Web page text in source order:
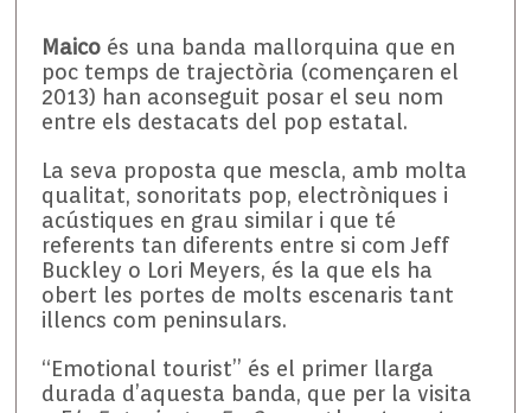
Maico és una banda mallorquina que en
poc temps de trajectòria (començaren el
2013) han aconseguit posar el seu nom
entre els destacats del pop estatal.
La seva proposta que mescla, amb molta
qualitat, sonoritats pop, electròniques i
acústiques en grau similar i que té
referents tan diferents entre si com Jeff
Buckley o Lori Meyers, és la que els ha
obert les portes de molts escenaris tant
illencs com peninsulars.
“Emotional tourist” és el primer llarga
durada d’aquesta banda, que per la visita